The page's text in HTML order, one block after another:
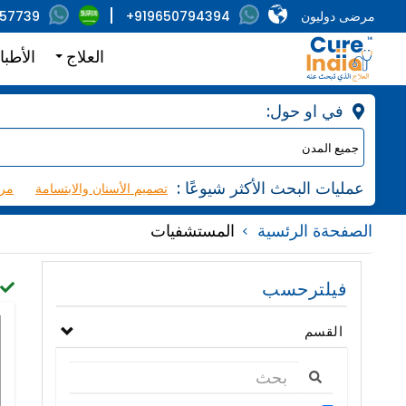
مرضى دوليون +919650794394
العلاج
: عمليات البحث الأكثر شيوعًا تصميم الأسنان والابتسامة
الصفحةة الرئسية المستشفيات
فيلترحسب
القسم